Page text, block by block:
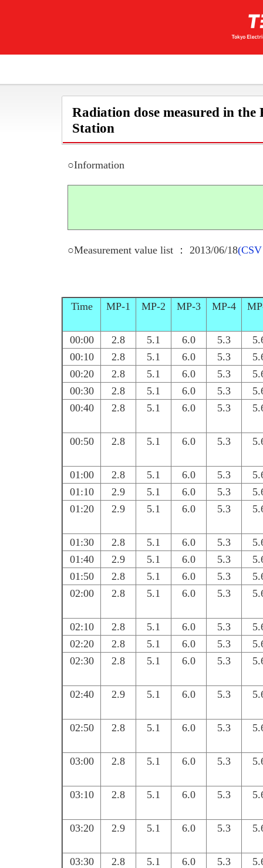
Radiation dose measured in
Station
○Information
○Measurement value list ： 2013/06/18
Time MP-1 MP-2 MP-3 MP-4
00:00 2.8 5.1 6.0 5.3
00:10
2.8 5.1 6.0 5.3
00:20
2.8 5.1 6.0 5.3
00:30
2.8 5.1 6.0 5.3
00:40
2.8 5.1 6.0 5.3
00:50 2.8 5.1 6.0 5.3
01:00 2.8 5.1 6.0 5.3
01:10
2.9 5.1 6.0 5.3
01:20
2.9 5.1 6.0 5.3
01:30 2.8 5.1 6.0 5.3
01:40
2.9 5.1 6.0 5.3
01:50
2.8 5.1 6.0 5.3
02:00
2.8 5.1 6.0 5.3
02:10 2.8 5.1 6.0 5.3
02:20
2.8 5.1 6.0 5.3
02:30
2.8 5.1 6.0 5.3
02:40 2.9 5.1 6.0 5.3
02:50 2.8 5.1 6.0 5.3
03:00 2.8 5.1 6.0 5.3
03:10 2.8 5.1 6.0 5.3
03:20 2.9 5.1 6.0 5.3
03:30 2.8 5.1 6.0 5.3